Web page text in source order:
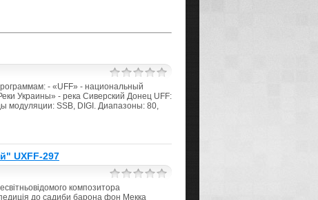
- «UFF» - национальный
Украины» - река Сиверский Донец UFF:
модуляции: SSB, DIGI. Диапазоны: 80,
UXFF-297
композитора
до садиби барона фон Мекка